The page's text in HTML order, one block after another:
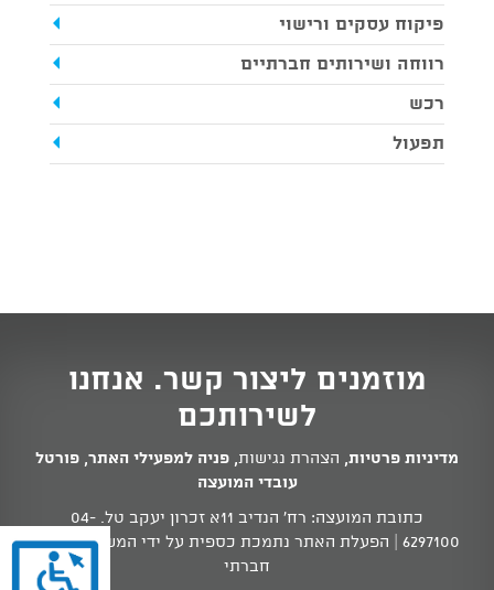
פיקוח עסקים ורישוי
רווחה ושירותים חברתיים
רכש
תפעול
מוזמנים ליצור קשר. אנחנו
לשירותכם
מדיניות פרטיות, הצהרת נגישות, פניה למפעילי האתר, פורטל
עובדי המועצה
כתובת המועצה: רח' הנדיב 11א זכרון יעקב טל.
04-
6297100 | הפעלת האתר נתמכת כספית על ידי המשרד לשוויון
חברתי